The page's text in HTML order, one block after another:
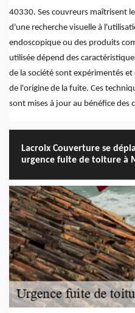
40330. Ses couvreurs maîtrisent
d'une recherche visuelle à
endoscopique ou des produits
utilisée dépend des
de la société sont expérimentés
de l'origine de la fuite. Ces
sont mises à jour au bénéfice des
Lacroix Couverture se
urgence fuite de toiture à